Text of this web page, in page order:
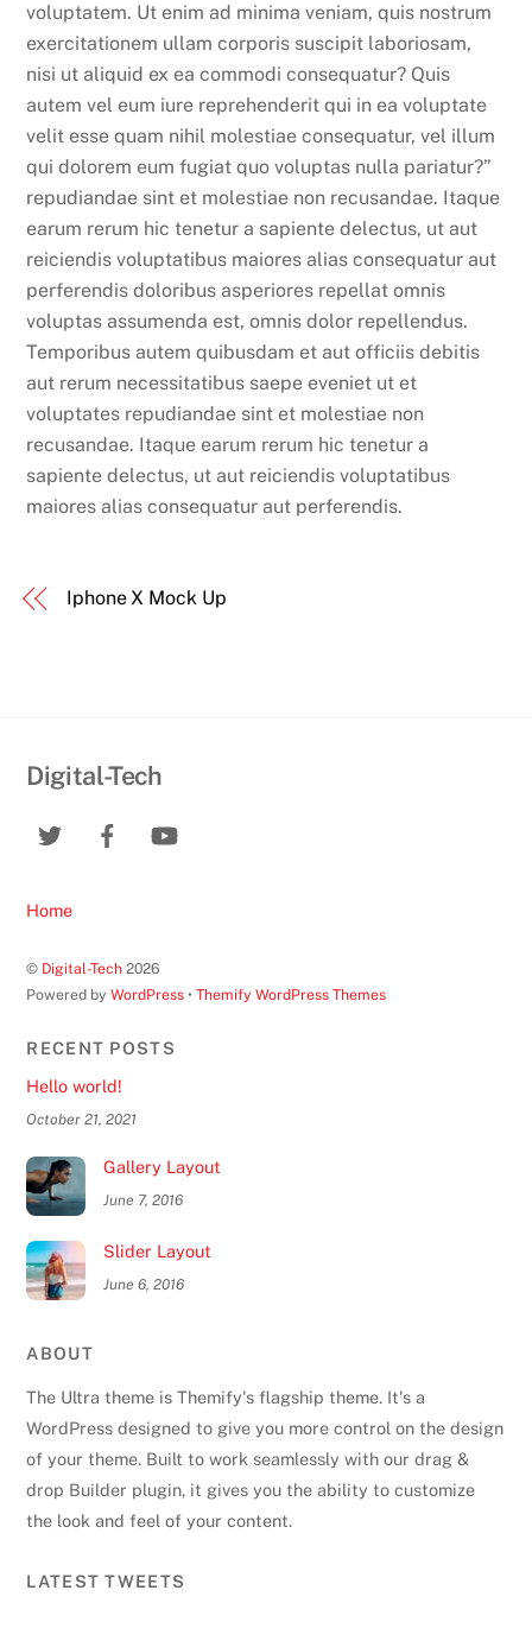
voluptatem. Ut enim ad minima veniam, quis nostrum
exercitationem ullam corporis suscipit laboriosam,
nisi ut aliquid ex ea commodi consequatur? Quis
autem vel eum iure reprehenderit qui in ea voluptate
velit esse quam nihil molestiae consequatur, vel illum
qui dolorem eum fugiat quo voluptas nulla pariatur?”
repudiandae sint et molestiae non recusandae. Itaque
earum rerum hic tenetur a sapiente delectus, ut aut
reiciendis voluptatibus maiores alias consequatur aut
perferendis doloribus asperiores repellat omnis
voluptas assumenda est, omnis dolor repellendus.
Temporibus autem quibusdam et aut officiis debitis
aut rerum necessitatibus saepe eveniet ut et
voluptates repudiandae sint et molestiae non
recusandae. Itaque earum rerum hic tenetur a
sapiente delectus, ut aut reiciendis voluptatibus
maiores alias consequatur aut perferendis.
Iphone X Mock Up
Digital-Tech
Home
© Digital-Tech 2026
Powered byWordPress •Themify WordPress Themes
RECENT POSTS
Hello world!
October 21, 2021
Gallery Layout
June 7, 2016
Slider Layout
June 6, 2016
ABOUT
The Ultra theme is Themify's flagship theme. It's a
WordPress designed to give you more control on the design
of your theme. Built to work seamlessly with our drag &
drop Builder plugin, it gives you the ability to customize
the look and feel of your content.
LATEST TWEETS